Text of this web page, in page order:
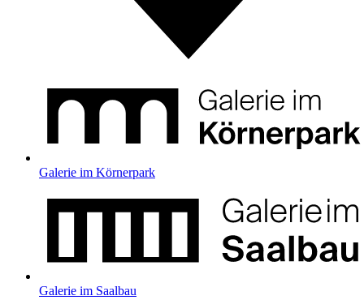
Galerie im Körnerpark
Galerie im Saalbau